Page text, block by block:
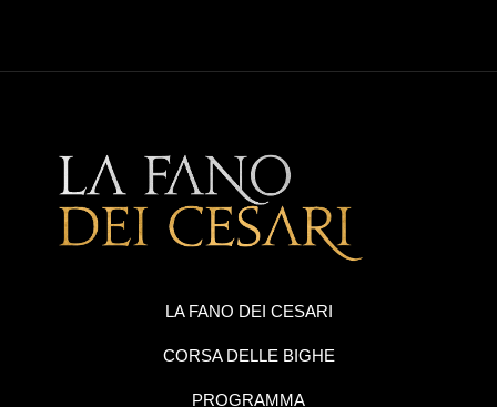
LA FANO DEI CESARI
CORSA DELLE BIGHE
PROGRAMMA